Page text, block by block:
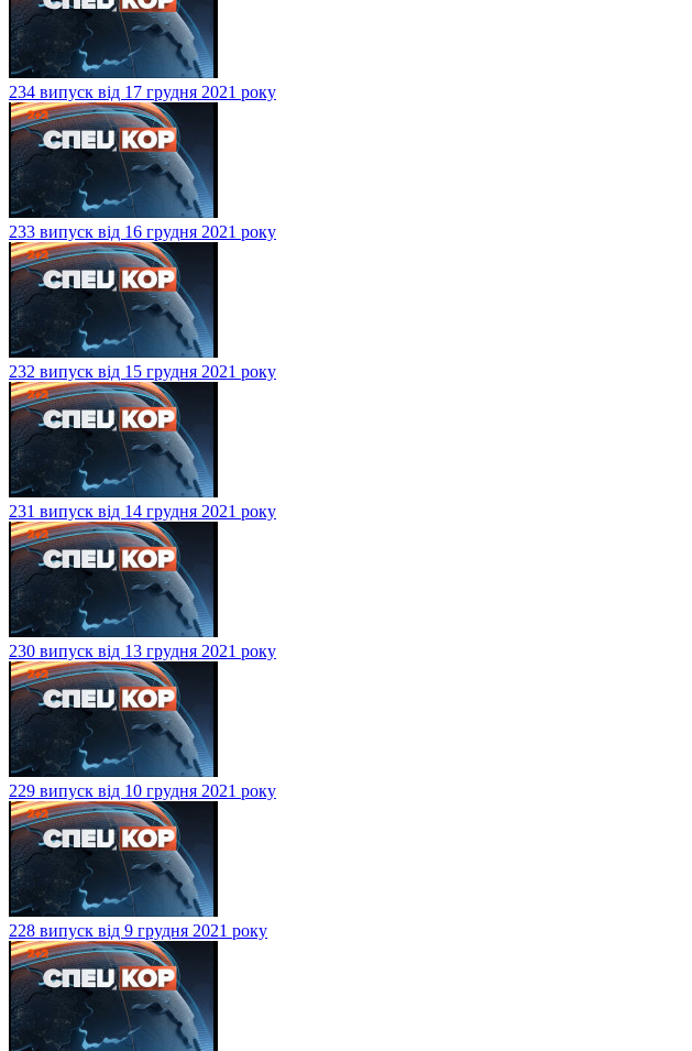
234 випуск від 17 грудня 2021 року
233 випуск від 16 грудня 2021 року
232 випуск від 15 грудня 2021 року
231 випуск від 14 грудня 2021 року
230 випуск від 13 грудня 2021 року
229 випуск від 10 грудня 2021 року
228 випуск від 9 грудня 2021 року